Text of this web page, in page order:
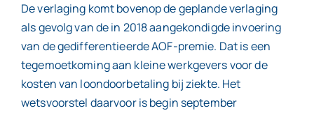
De verlaging komt bovenop de geplande verlaging
als gevolg van de in 2018 aangekondigde invoering
van de gedifferentieerde AOF-premie. Dat is een
tegemoetkoming aan kleine werkgevers voor de
kosten van loondoorbetaling bij ziekte. Het
wetsvoorstel daarvoor is begin september